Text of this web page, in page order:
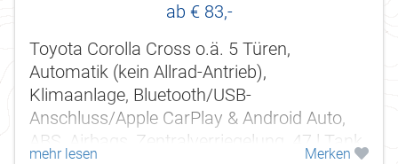
ab € 83,-
Toyota Corolla Cross o.ä. 5 Türen,
Automatik (kein Allrad-Antrieb),
Klimaanlage, Bluetooth/USB-
Anschluss/Apple CarPlay & Android Auto,
ABS, Airbags, Zentralverriegelung, 47 l Tank.
mehr lesen Merken